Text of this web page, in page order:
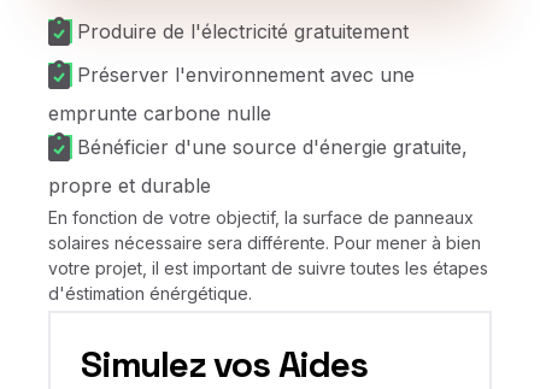
Produire de l'électricité gratuitement
Préserver l'environnement avec une
emprunte carbone nulle
Bénéficier d'une source d'énergie gratuite,
propre et durable
En fonction de votre objectif, la surface de panneaux
solaires nécessaire sera différente. Pour mener à bien
votre projet, il est important de suivre toutes les étapes
d'éstimation énérgétique.
Simulez vos Aides